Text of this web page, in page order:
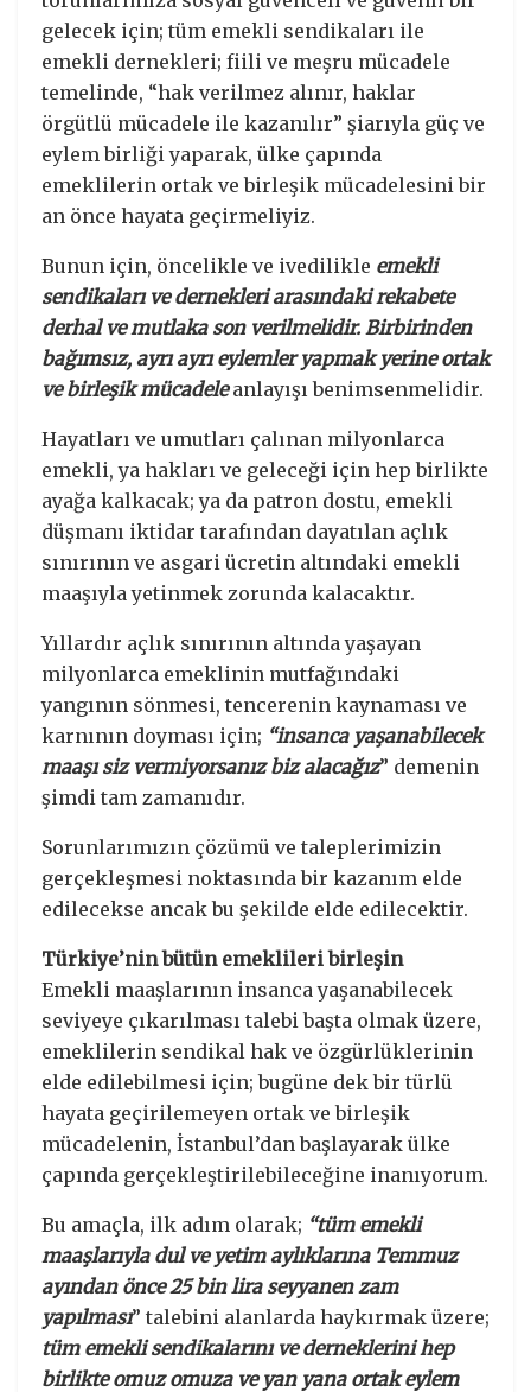
gelecek için; tüm emekli sendikaları ile
emekli dernekleri; fiili ve meşru mücadele
temelinde, “hak verilmez alınır, haklar
örgütlü mücadele ile kazanılır” şiarıyla güç ve
eylem birliği yaparak, ülke çapında
emeklilerin ortak ve birleşik mücadelesini bir
an önce hayata geçirmeliyiz.
Bunun için, öncelikle ve ivedilikle emekli
sendikaları ve dernekleri arasındaki rekabete
derhal ve mutlaka son verilmelidir. Birbirinden
bağımsız, ayrı ayrı eylemler yapmak yerine ortak
ve birleşik mücadeleanlayışı benimsenmelidir.
Hayatları ve umutları çalınan milyonlarca
emekli, ya hakları ve geleceği için hep birlikte
ayağa kalkacak; ya da patron dostu, emekli
düşmanı iktidar tarafından dayatılan açlık
sınırının ve asgari ücretin altındaki emekli
maaşıyla yetinmek zorunda kalacaktır.
Yıllardır açlık sınırının altında yaşayan
milyonlarca emeklinin mutfağındaki
yangının sönmesi, tencerenin kaynaması ve
karnının doyması için; “insanca yaşanabilecek
maaşı siz vermiyorsanız biz alacağız” demenin
şimdi tam zamanıdır.
Sorunlarımızın çözümü ve taleplerimizin
gerçekleşmesi noktasında bir kazanım elde
edilecekse ancak bu şekilde elde edilecektir.
Türkiye’nin bütün emeklileri birleşin
Emekli maaşlarının insanca yaşanabilecek
seviyeye çıkarılması talebi başta olmak üzere,
emeklilerin sendikal hak ve özgürlüklerinin
elde edilebilmesi için; bugüne dek bir türlü
hayata geçirilemeyen ortak ve birleşik
mücadelenin, İstanbul’dan başlayarak ülke
çapında gerçekleştirilebileceğine inanıyorum.
Bu amaçla, ilk adım olarak; “tüm emekli
maaşlarıyla dul ve yetim aylıklarına Temmuz
ayından önce 25 bin lira seyyanen zam
yapılması” talebini alanlarda haykırmak üzere;
tüm emekli sendikalarını ve derneklerini hep
birlikte omuz omuza ve yan yana ortak eylem